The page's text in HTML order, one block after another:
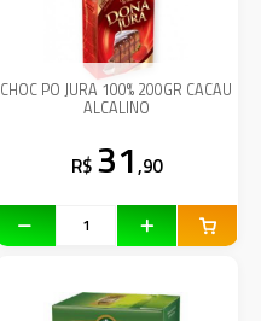
CHOC PO JURA 100% 200GR CACAU
ALCALINO
R$ 31,90